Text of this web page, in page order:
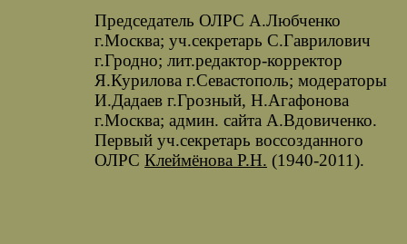
Председатель ОЛРС А.Любченко
г.Москва; уч.секретарь С.Гаврилович
г.Гродно; лит.редактор-корректор
Я.Курилова г.Севастополь; модераторы
И.Дадаев г.Грозный, Н.Агафонова
г.Москва; админ. сайта А.Вдовиченко.
Первый уч.секретарь воссозданного
ОЛРС Клеймёнова Р.Н. (1940-2011).